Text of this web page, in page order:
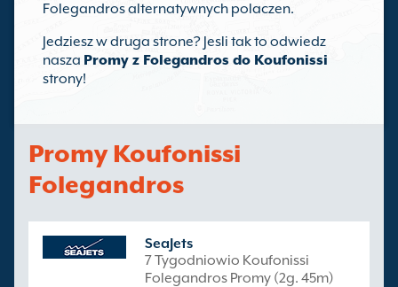
Folegandros alternatywnych polaczen.
Jedziesz w druga strone? Jesli tak to odwiedz
nasza Promy z Folegandros do Koufonissi
strony!
Promy Koufonissi
Folegandros
SeaJets
7 Tygodniowio Koufonissi
Folegandros Promy (2g. 45m)